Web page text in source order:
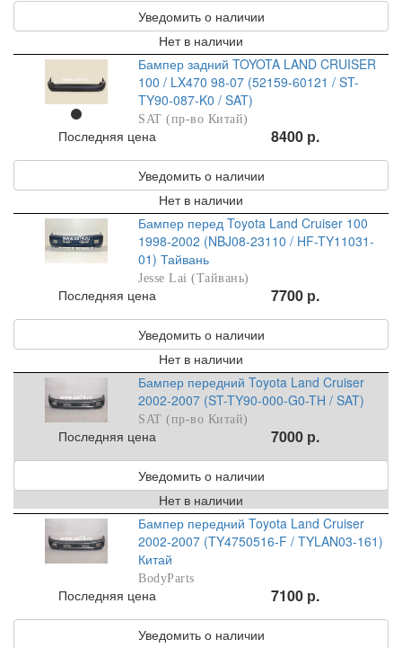
Уведомить о наличии
Нет в наличии
Бампер задний TOYOTA LAND CRUISER
100 / LX470 98-07 (52159-60121 / ST-
TY90-087-K0 / SAT)
SAT (пр-во Китай)
Последняя цена 8400 р.
Уведомить о наличии
Нет в наличии
Бампер перед Toyota Land Cruiser 100
1998-2002 (NBJ08-23110 / HF-TY11031-
01) Тайвань
Jesse Lai (Тайвань)
Последняя цена 7700 р.
Уведомить о наличии
Нет в наличии
Бампер передний Toyota Land Cruiser
2002-2007 (ST-TY90-000-G0-TH / SAT)
SAT (пр-во Китай)
Последняя цена 7000 р.
Уведомить о наличии
Нет в наличии
Бампер передний Toyota Land Cruiser
2002-2007 (TY4750516-F / TYLAN03-161)
Китай
BodyParts
Последняя цена 7100 р.
Уведомить о наличии